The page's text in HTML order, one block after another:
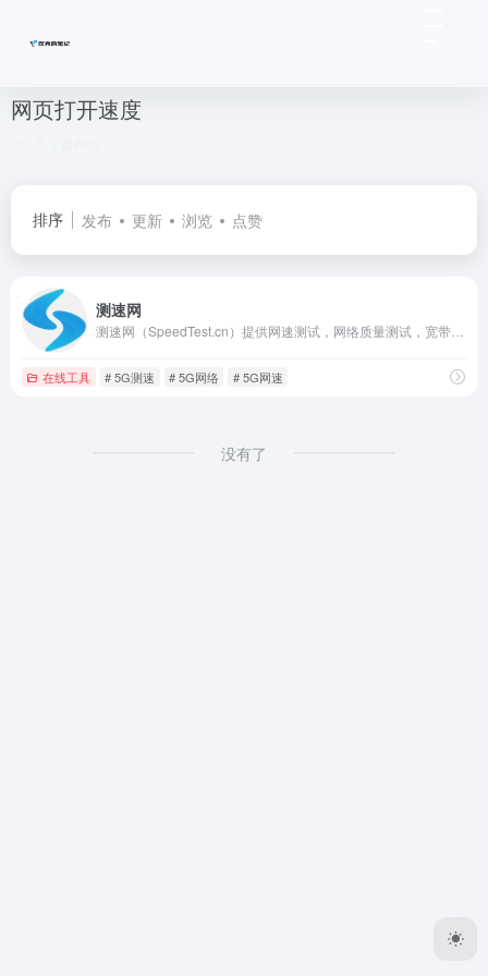
网页打开速度
排序 发布 更新 浏览 点赞
测速网
在线工具 # 5G测速 # 5G网络 # 5G网速
没有了